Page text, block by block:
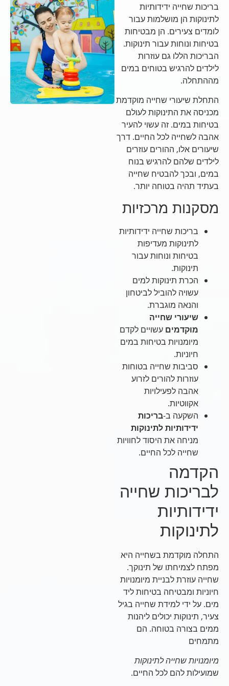
בריכות שחייה ידידותיות
לתינוקות הן מושלמות עבור
לומדים צעירים. הן מבטיחות
בטיחות ונוחות עבור תינוקות.
הבריכות הללו גם עוזרות
לילדים להרגיש בטוחים במים
מההתחלה.
התחלת שיעורי שחייה מוקדמת
מכניסה את התינוקות לעולם
בטיחות במים. זה עשוי להעיר
אהבה לשחייה לכל החיים. דרך
שיעורים אלו, ההורים עוזרים
לילדים שלהם להרגיש בנוח
במים, ובכך להבטיח שחייה
בעתיד תהיה בטוחה יותר.
מסקנות מרכזיות
בריכות שחייה ידידותיות
לתינוקות מעדיפות
בטיחות ונוחות עבור
תינוקות.
הכרת תינוקות למים
עשויה להוביל לביטחון
והנאה מוגברת.
שיעורי שחייה
מוקדמיםעשויים לקדם
מיומנויות בטיחות במים
חיוניות.
סביבות שחייה בטוחות
עוזרות להורים לזרוע
אהבה לפעילויות
אקווטיות.
השקעה ב-בריכות
ידידותיות לתינוקות
מניחה את היסוד לחוויות
שחייה לכל החיים.
הקדמה
לבריכות שחייה
ידידותיות
לתינוקות
התחלה מוקדמת בשחייה היא
מפתח לצמיחתו של תינוקך.
שחייה עוזרת לבניית מיומנויות
חיוניות ומבטיחה בטיחות ליד
מים. על ידי למידת שחייה בגיל
צעיר, תינוקות יכולים ליהנות
ממים בצורה בטוחה. הם
מתמחים
מיומנויות שחייה לתינוקות
שמועילות להם לכל החיים.